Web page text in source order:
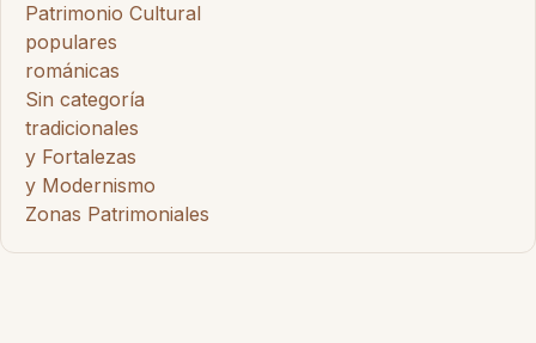
Patrimonio Cultural
populares
románicas
Sin categoría
tradicionales
y Fortalezas
y Modernismo
Zonas Patrimoniales